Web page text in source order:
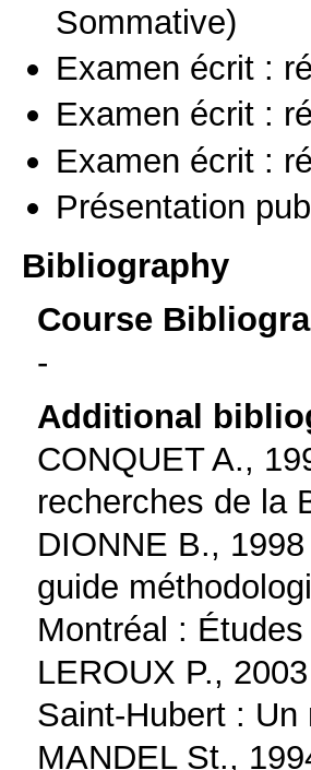
Sommative)
Examen écrit :
Examen écrit :
Examen écrit :
Présentation
Bibliography
Course
-
Additional
CONQUET A.,
recherches de la
DIONNE B.,
guide
Montréal :
LEROUX P.,
Saint-Hubert :
MANDEL St.,